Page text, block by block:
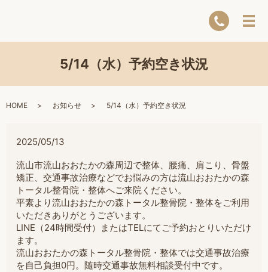
5/14（水）予約空き状況
HOME お知らせ 5/14（水）予約空き状況
2025/05/13
流山市流山おおたかの森周辺で整体、腰痛、肩こり、骨盤
矯正、交通事故治療などでお悩みの方は流山おおたかの森
トータル整骨院・整体へご来院ください。
平素より流山おおたかの森トータル整骨院・整体をご利用
いただきありがとうございます。
LINE（24時間受付）またはTELにてご予約おとりいただけ
ます。
流山おおたかの森トータル整骨院・整体では交通事故治療
を自己負担0円。随時交通事故無料相談受付中です。